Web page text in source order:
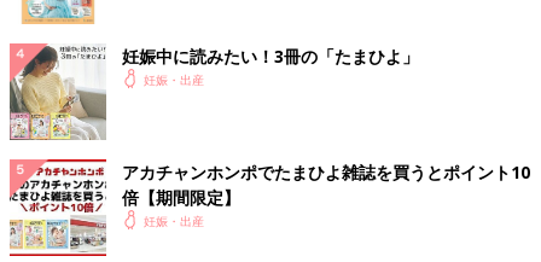
容積多めのカップでワキのお肉をすっぽり収められる、ホールド
力の高い設計。表側はかわいい花柄のレースで、カップ肌側は多
段階に着圧をコントロールできるVISCOMAGIC（R）の特殊素材
を使用しています。バックのレース部には柔らかなレーヨンベア
天竺を裏打ちして肌ざわりも快適。
ピーチ・ジョン
妊娠中に読みたい！3冊の「たまひよ」
妊娠・出産
アカチャンホンポでたまひよ雑誌を買うとポイント10
倍【期間限定】
妊娠・出産